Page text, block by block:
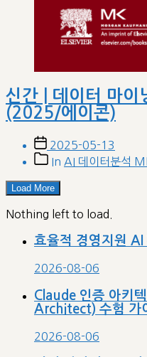
신간 | 데이터 마이
(2025/에이콘)
Post
date
2025-05-13
PostIn AI 데이터분석
Load More
Nothing left to load.
효율적 경영지원
2026-08-06
Claude 인증 아키
Architect) 수험 가
2026-08-06